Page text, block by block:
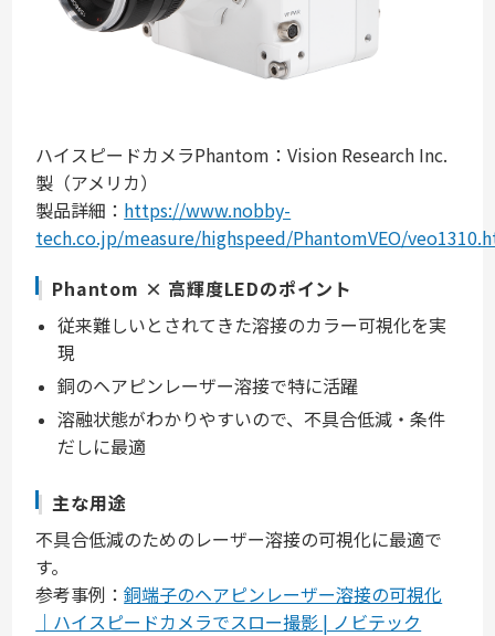
ハイスピードカメラPhantom：Vision Research Inc.
製（アメリカ）
製品詳細： https://www.nobby-
tech.co.jp/measure/highspeed/PhantomVEO/
Phantom × 高輝度LEDのポイント
従来難しいとされてきた溶接のカラー可視化を実
現
銅のヘアピンレーザー溶接で特に活躍
溶融状態がわかりやすいので、不具合低減・条件
だしに最適
主な用途
不具合低減のためのレーザー溶接の可視化に最適で
す。
参考事例：銅端子のヘアピンレーザー溶接の可視化
｜ハイスピードカメラでスロー撮影 | ノビテック